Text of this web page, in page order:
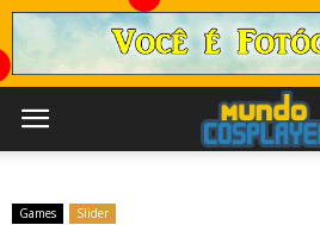
Games Slider